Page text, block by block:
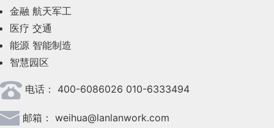
2023年6月(58)
2023年5月(28)
2023年4月(47)
2023年3月(37)
2023年2月(90)
金融 航天军工
医疗 交通
能源 智能制造
智慧园区
电话： 400-6086026 010-6333494
邮箱： weihua@lanlanwork.com